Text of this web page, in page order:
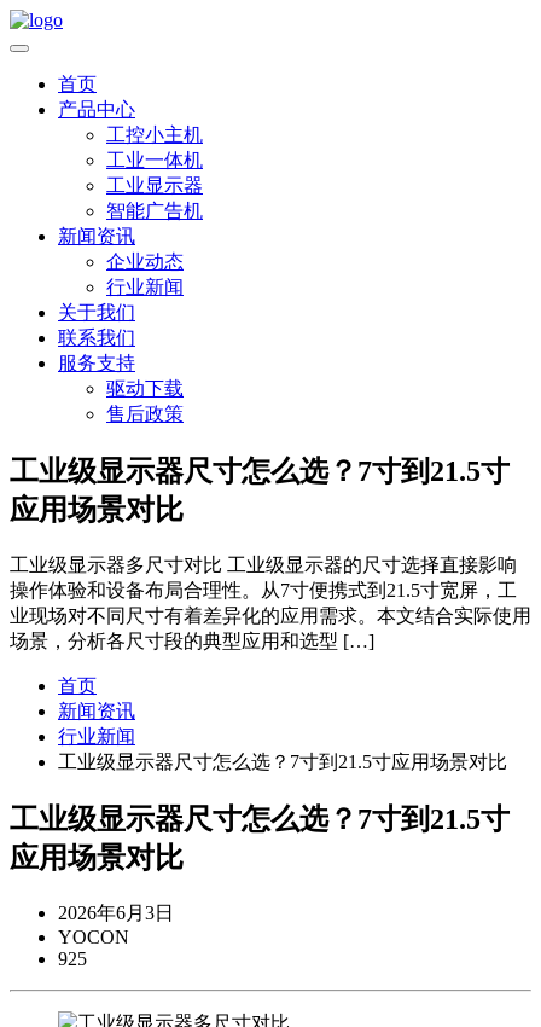
首页
产品中心
工控小主机
工业一体机
工业显示器
智能广告机
新闻资讯
企业动态
行业新闻
关于我们
联系我们
服务支持
驱动下载
售后政策
工业级显示器尺寸怎么选？7寸到21.5寸
应用场景对比
工业级显示器多尺寸对比 工业级显示器的尺寸选择直接影响
操作体验和设备布局合理性。从7寸便携式到21.5寸宽屏，工
业现场对不同尺寸有着差异化的应用需求。本文结合实际使用
场景，分析各尺寸段的典型应用和选型 […]
首页
新闻资讯
行业新闻
工业级显示器尺寸怎么选？7寸到21.5寸应用场景对比
工业级显示器尺寸怎么选？7寸到21.5寸
应用场景对比
2026年6月3日
YOCON
925